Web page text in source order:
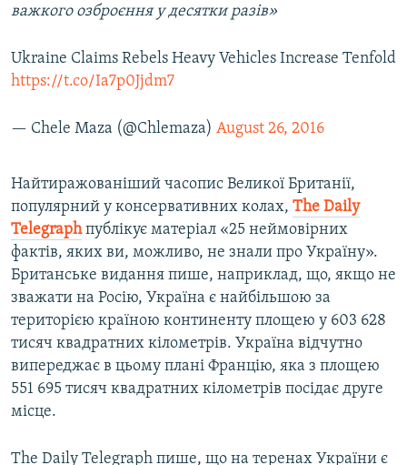
важкого озброєння у десятки разів»
Ukraine Claims Rebels Heavy Vehicles Increase Tenfold
https://t.co/Ia7p0Jjdm7
— Chele Maza (@Chlemaza) August 26, 2016
Найтиражованіший часопис Великої Британії,
популярний у консервативних колах, The Daily
Telegraphпублікує матеріал «25 неймовірних
фактів, яких ви, можливо, не знали про Україну».
Британське видання пише, наприклад, що, якщо не
зважати на Росію, Україна є найбільшою за
територією країною континенту площею у 603 628
тисяч квадратних кілометрів. Україна відчутно
випереджає в цьому плані Францію, яка з площею
551 695 тисяч квадратних кілометрів посідає друге
місце.
The Daily Telegraph пише, що на теренах України є